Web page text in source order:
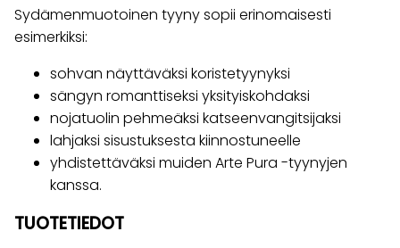
Sydämenmuotoinen tyyny sopii erinomaisesti
esimerkiksi:
sohvan näyttäväksi koristetyynyksi
sängyn romanttiseksi yksityiskohdaksi
nojatuolin pehmeäksi katseenvangitsijaksi
lahjaksi sisustuksesta kiinnostuneelle
yhdistettäväksi muiden Arte Pura -tyynyjen
kanssa.
TUOTETIEDOT